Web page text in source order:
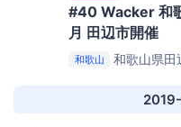
#40 Wacker 和
月 田辺市開催
和歌山 和歌山県